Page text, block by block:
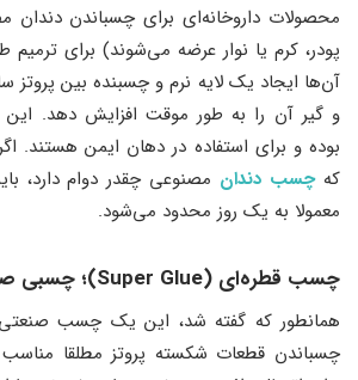
محصولات داروخانه‌ای برای چسباندن
پودر، کرم یا نوار عرضه می‌شوند) برای ترمیم
آن‌ها ایجاد یک لایه نرم و چسبنده بین پروتز
و گیر آن را به طور موقت افزایش دهد.
بوده و برای استفاده در دهان ایمن هستند.
کهچسب دندان مصنوعی چقدر دوام دارد،
معمولا به یک روز محدود می‌شود.
چسب قطره‌ای (Super Glue) ؛ چسبی
همانطور که گفته شد، این یک چسب
چسباندن قطعات شکسته پروتز مطلقا